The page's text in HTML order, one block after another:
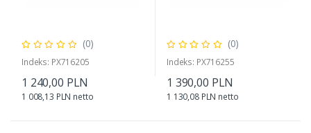
(0)
Indeks: PX716205
1 240,00 PLN
1 008,13 PLN netto
(0)
Indeks: PX716255
1 390,00 PLN
1 130,08 PLN netto